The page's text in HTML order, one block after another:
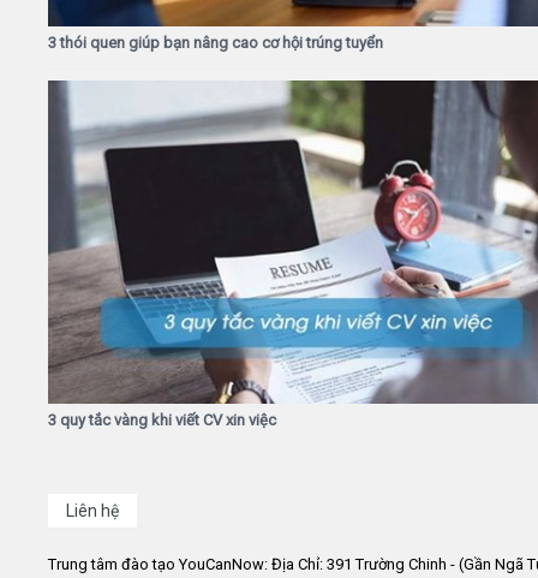
3 thói quen giúp bạn nâng cao cơ hội trúng tuyển
3 quy tắc vàng khi viết CV xin việc
Liên hệ
Trung tâm đào tạo YouCanNow: Địa Chỉ: 391 Trường Chinh - (Gần Ngã